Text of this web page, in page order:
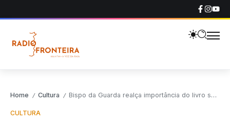
Home / Cultura / Bispo da Guarda realça importância do livro sobre a Igreja de Malhada Sorda, como um exemplo.
CULTURA